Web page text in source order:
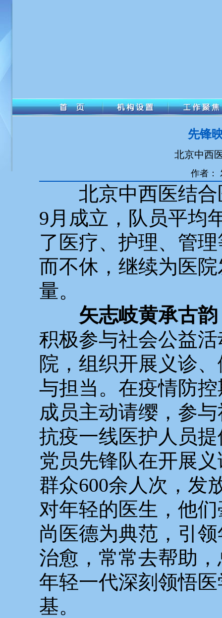
先锋
北京中西
作者：
北京中西医结
9月成立，队员平均
了医疗、护理、管
而不休，继续为医
量。
矢志岐黄承古
积极参与社会公益
院，组织开展义诊
与担当。在疫情防
成员主动请缨，参
抗疫一线医护人员
党员先锋队在开展
群众600余人次，发
对年轻的医生，他
尚医德为典范，引
治愈，常常去帮助
年轻一代深刻领悟
基。